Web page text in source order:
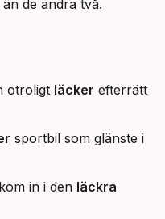
de andra två.
otroligt läcker efterrätt
sportbil som glänste i
in i den läckra